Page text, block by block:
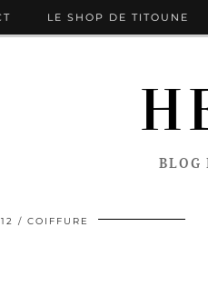
BLOG
LE SHOP DE TITOUNE
COIFFURE